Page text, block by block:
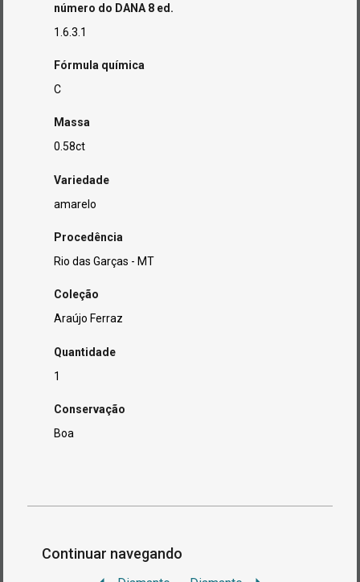
número do DANA 8 ed.
1.6.3.1
Fórmula química
C
Massa
0.58ct
Variedade
amarelo
Procedência
Rio das Garças - MT
Coleção
Araújo Ferraz
Quantidade
1
Conservação
Boa
Continuar navegando